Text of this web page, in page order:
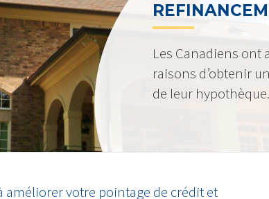
Les Canadiens ont
raisons d’obtenir
de leur hypothèque.
améliorer votre pointage de crédit et